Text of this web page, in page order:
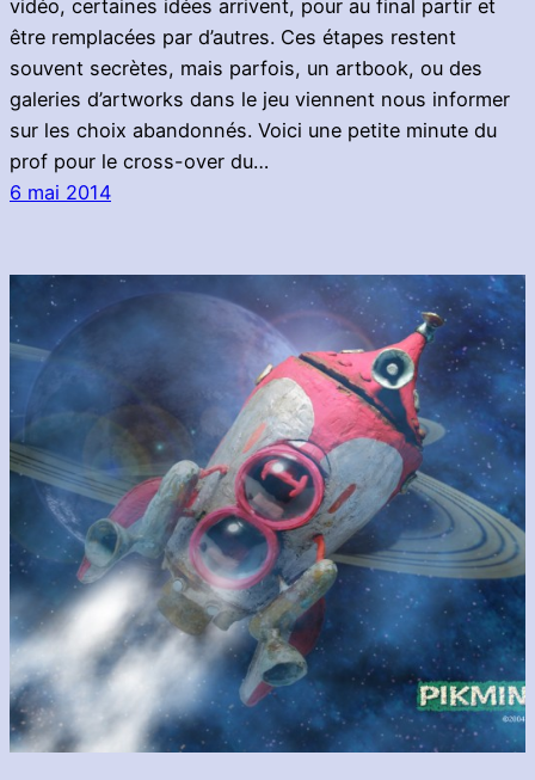
vidéo, certaines idées arrivent, pour au final partir et
être remplacées par d’autres. Ces étapes restent
souvent secrètes, mais parfois, un artbook, ou des
galeries d’artworks dans le jeu viennent nous informer
sur les choix abandonnés. Voici une petite minute du
prof pour le cross-over du…
6 mai 2014